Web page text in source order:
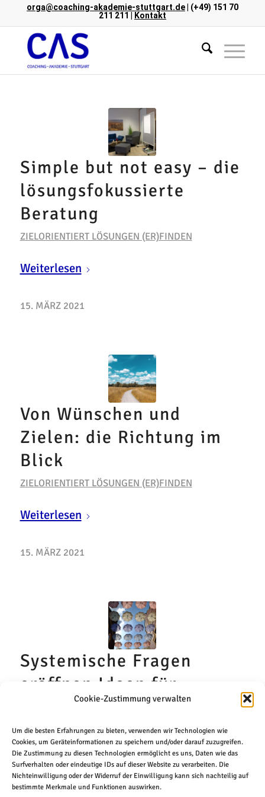
Cookie-Zustimmung verwalten
Um die besten Erfahrungen zu bieten, verwenden wir Technologien wie
Cookies, um Geräteinformationen zu speichern und/oder darauf zuzugreifen.
Die Zustimmung zu diesen Technologien ermöglicht es uns, Daten wie das
Surfverhalten oder eindeutige IDs auf dieser Website zu verarbeiten. Die
Nichteinwilligung oder der Widerruf der Einwilligung kann sich nachteilig auf
bestimmte Merkmale und Funktionen auswirken.
orga@coaching-akademie-stuttgart.de| (+49) 151 70
211 211 |
Kontakt
Simple but not easy – die
lösungsfokussierte
Beratung
ZIELORIENTIERT LÖSUNGEN (ER)FINDEN
Weiterlesen
15. MÄRZ 2021
Von Wünschen und
Zielen: die Richtung im
Blick
ZIELORIENTIERT LÖSUNGEN (ER)FINDEN
Weiterlesen
15. MÄRZ 2021
Systemische Fragen
eröffnen Ideen für
kreative Lösungen im
Coaching
ZIELORIENTIERT LÖSUNGEN (ER)FINDEN
Weiterlesen